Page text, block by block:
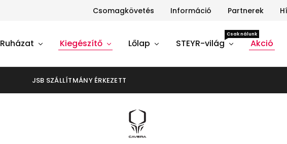
Csomagkövetés Információ Partnerek
Ruházat Kiegészítő Lőlap STEYR-világ
Csak nálunk
Akció
JSB SZÁLLÍTMÁNY ÉRKEZETT